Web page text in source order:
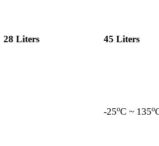
28 Liters
45 Liters
-25oC ~ 135o